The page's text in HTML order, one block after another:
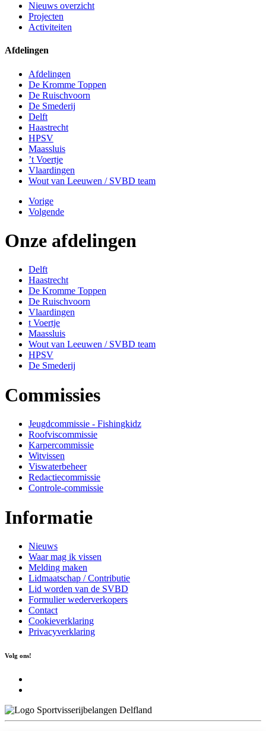
Nieuws overzicht
Projecten
Activiteiten
Afdelingen
Afdelingen
De Kromme Toppen
De Ruischvoorn
De Smederij
Delft
Haastrecht
HPSV
Maassluis
’t Voertje
Vlaardingen
Wout van Leeuwen / SVBD team
Vorige
Volgende
Onze afdelingen
Delft
Haastrecht
De Kromme Toppen
De Ruischvoorn
Vlaardingen
t Voertje
Maassluis
Wout van Leeuwen / SVBD team
HPSV
De Smederij
Commissies
Jeugdcommissie - Fishingkidz
Roofviscommissie
Karpercommissie
Witvissen
Viswaterbeheer
Redactiecommissie
Controle-commissie
Informatie
Nieuws
Waar mag ik vissen
Melding maken
Lidmaatschap / Contributie
Lid worden van de SVBD
Formulier wederverkopers
Contact
Cookieverklaring
Privacyverklaring
Volg ons!